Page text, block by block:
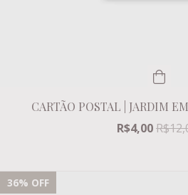
CARTÃO POSTAL | JARDIM
R$4,00
36% OFF